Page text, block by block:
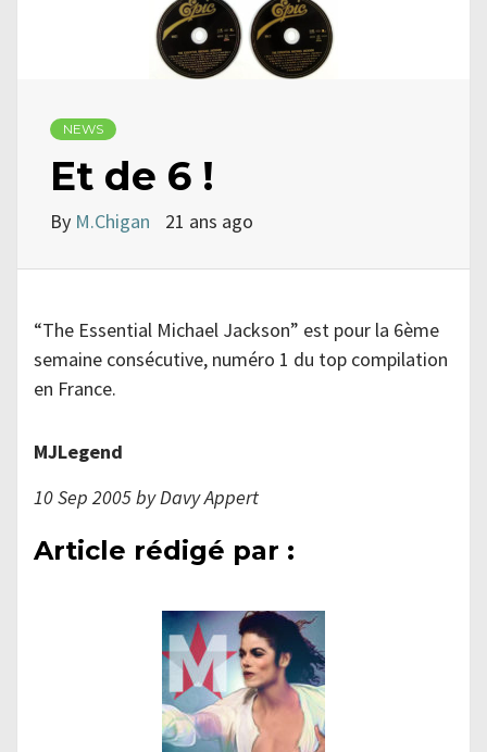
NEWS
Et de 6 !
By M.Chigan 21 ans ago
“The Essential Michael Jackson” est pour la 6ème
semaine consécutive, numéro 1 du top compilation
en France.
MJLegend
10 Sep 2005 by Davy Appert
Article rédigé par :